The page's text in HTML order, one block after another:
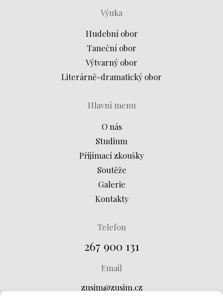
Výuka
Hudební obor
Taneční obor
Výtvarný obor
Literárně-dramatický obor
Hlavní menu
O nás
Studium
Přijímací zkoušky
Soutěže
Galerie
Kontakty
Telefon
267 900 131
Email
zusjm@zusjm.cz